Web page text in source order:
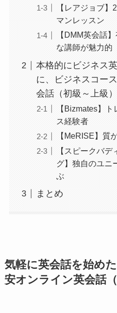
【レアジョブ
マンレッスン
【DMM英会話
な講師が魅力的
本格的にビジネス
に、ビジネスコー
会話（初級～上級）
【Bizmates】
ス経験者
【MeRISE】質
【スピークバ
グ】独自のユニ
ぶ
まとめ
気軽に英会話を始め
安オンライン英会話（